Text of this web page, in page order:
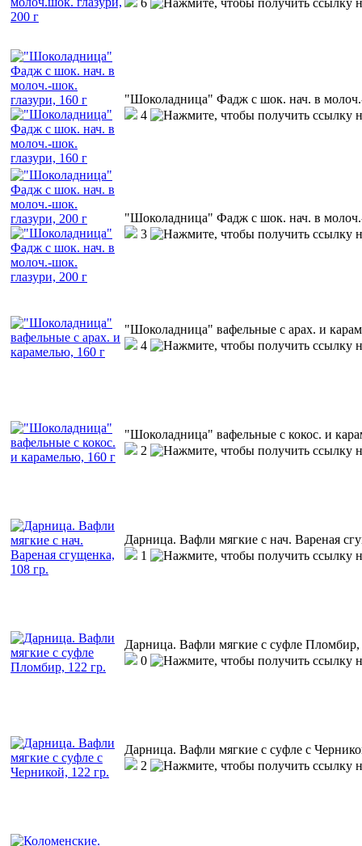
"Шоколадница" Фадж с шок. нач. в
4
"Шоколадница" Фадж с шок. нач. в
3
"Шоколадница" вафельные с арах. и
4
"Шоколадница" вафельные с кокос. и
2
Дарница. Вафли мягкие с нач. Вареная
1
Дарница. Вафли мягкие с суфле Пломбир,
0
Дарница. Вафли мягкие с суфле с
2